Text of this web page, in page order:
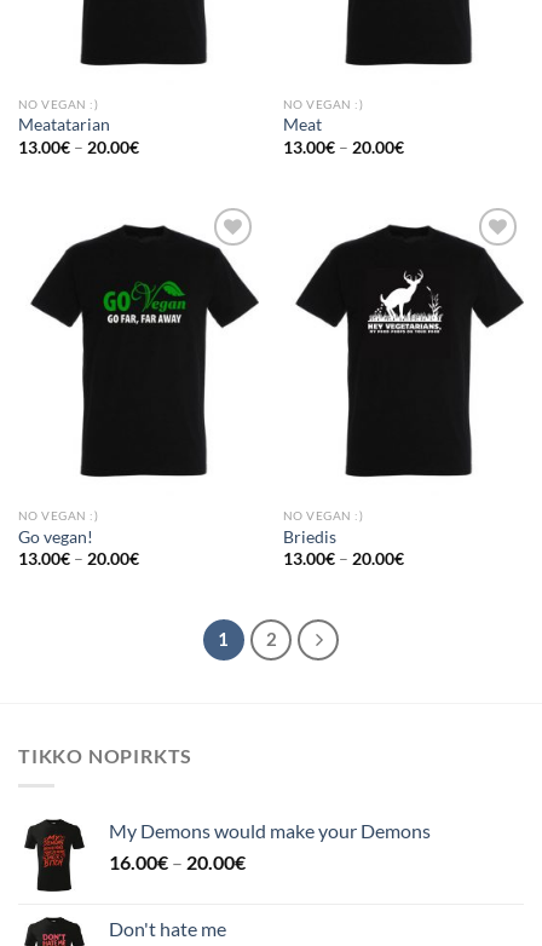
NO VEGAN :)
Meatatarian
13.00€– 20.00€
NO VEGAN :)
Meat
13.00€– 20.00€
Add to
Wishlist
NO VEGAN :)
Go vegan!
13.00€– 20.00€
Add to
Wishlist
NO VEGAN :)
Briedis
13.00€– 20.00€
1 2
TIKKO NOPIRKTS
My Demons would make your Demons
16.00€ – 20.00€
Don't hate me